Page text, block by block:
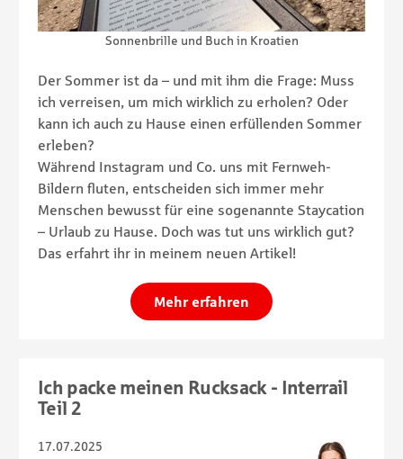
Sonnenbrille und Buch in Kroatien
Der Sommer ist da – und mit ihm die Frage: Muss
ich verreisen, um mich wirklich zu erholen? Oder
kann ich auch zu Hause einen erfüllenden Sommer
erleben?
Während Instagram und Co. uns mit Fernweh-
Bildern fluten, entscheiden sich immer mehr
Menschen bewusst für eine sogenannte Staycation
– Urlaub zu Hause. Doch was tut uns wirklich gut?
Das erfahrt ihr in meinem neuen Artikel!
Mehr erfahren
Ich packe meinen Rucksack - Interrail
Teil 2
17.07.2025